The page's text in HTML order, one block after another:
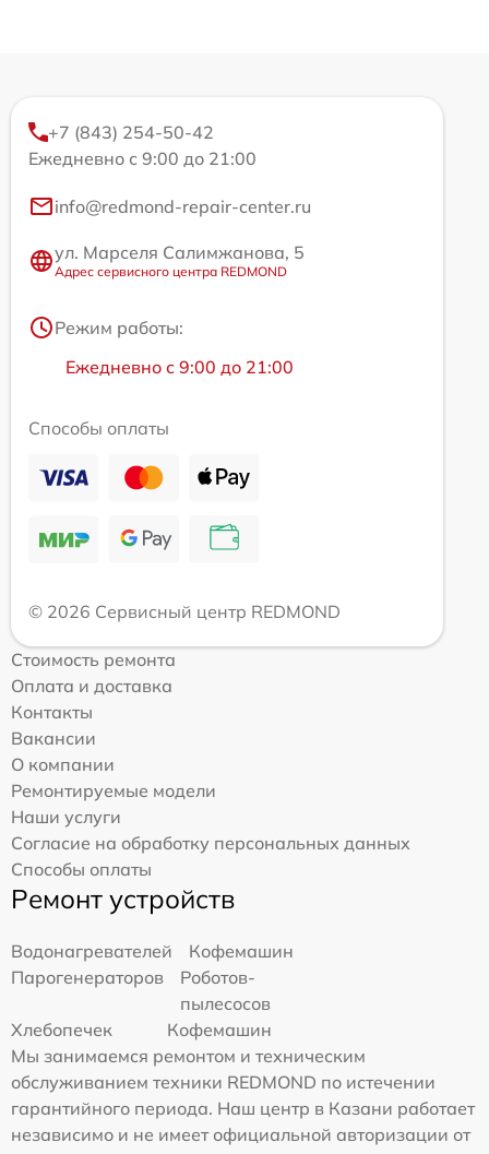
+7 (843) 254-50-42
Ежедневно с 9:00 до 21:00
info@redmond-repair-center.ru
ул. Марселя Салимжанова, 5
Адрес сервисного центра REDMOND
Режим работы:
Ежедневно с 9:00 до 21:00
Способы оплаты
© 2026 Сервисный центр REDMOND
Стоимость ремонта
Оплата и доставка
Контакты
Вакансии
О компании
Ремонтируемые модели
Наши услуги
Согласие на обработку персональных данных
Способы оплаты
Ремонт устройств
Водонагревателей
Кофемашин
Парогенераторов
Роботов-
пылесосов
Хлебопечек
Кофемашин
Мы занимаемся ремонтом и техническим
обслуживанием техники REDMOND по истечении
гарантийного периода. Наш центр в Казани работает
независимо и не имеет официальной авторизации от